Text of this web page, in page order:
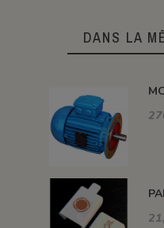
DANS LA